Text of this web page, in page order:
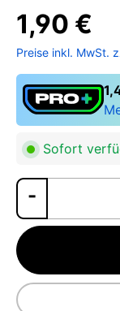
1,90 €
Preise inkl. MwSt.
Sofort